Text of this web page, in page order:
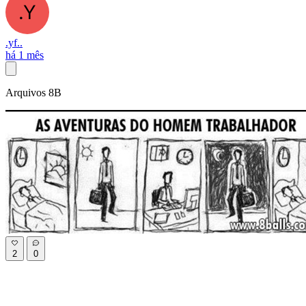
.yf..
há 1 mês
Arquivos 8B
2 0